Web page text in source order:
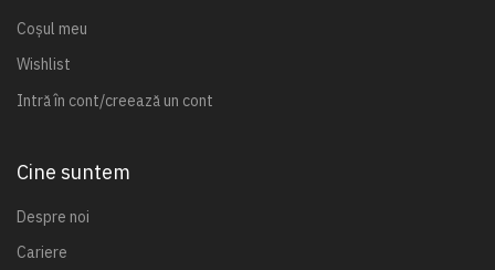
Coșul meu
Wishlist
Intră în cont/creează un cont
Cine suntem
Despre noi
Cariere